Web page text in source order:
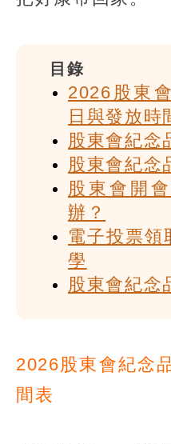
目錄
2026股東
日與發放時
股東會紀念
股東會紀念
股東會開
辦？
電子投票領
學
股東會紀念
2026股東會紀念
間表